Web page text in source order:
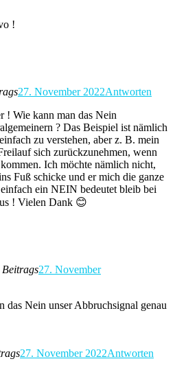
!
27. November 2022Antworten
! Wie kann man das Nein
? Das Beispiel ist nämlich
zu verstehen, aber z. B. mein
sich zurückzunehmen, wenn
Ich möchte nämlich nicht,
Fuß schicke und er mich die ganze
ein NEIN bedeutet bleib bei
! Vielen Dank 😊
27. November
das Nein unser Abbruchsignal genau
27. November 2022Antworten